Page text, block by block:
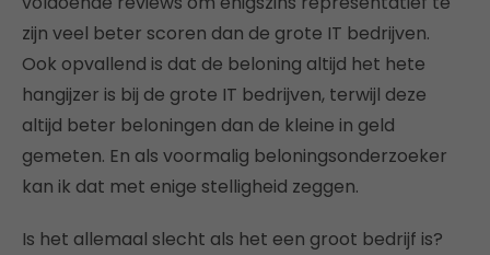
zijn veel beter scoren dan de grote IT bedrijven.
Ook opvallend is dat de beloning altijd het hete
hangijzer is bij de grote IT bedrijven, terwijl deze
altijd beter beloningen dan de kleine in geld
gemeten. En als voormalig beloningsonderzoeker
kan ik dat met enige stelligheid zeggen.
Is het allemaal slecht als het een groot bedrijf is?